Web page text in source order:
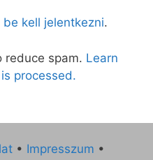
be kell jelentkezni.
reduce spam. Learn
processed.
• Impresszum •